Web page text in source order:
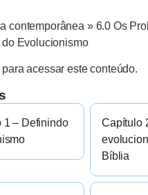
contemporânea » 6.0 Os
Evolucionismo
acessar este conteúdo.
1 – Definindo
Capítulo
Bíblia